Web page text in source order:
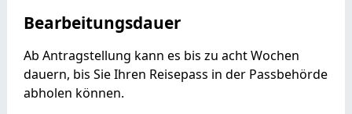
Bearbeitungsdauer
Ab Antragstellung kann es bis zu acht Wochen
dauern, bis Sie Ihren Reisepass in der Passbehörde
abholen können.